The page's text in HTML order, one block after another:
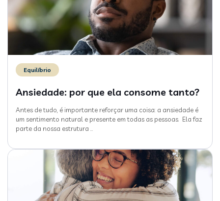
Equilíbrio
Ansiedade: por que ela consome tanto?
Antes de tudo, é importante reforçar uma coisa: a ansiedade é
um sentimento natural e presente em todas as pessoas. Ela faz
parte da nossa estrutura